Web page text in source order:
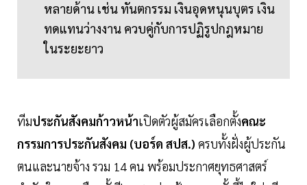
หลายด้าน เช่น ทันตกรรม เงินอุดหนุนบุตร เงิน
ทดแทนว่างงาน ควบคู่กับการปฏิรูปกฎหมาย
ในระยะยาว
ทีมประกันสังคมก้าวหน้าเปิดตัวผู้สมัครเลือกตั้งคณะ
กรรมการประกันสังคม (บอร์ด สปส.) ครบทั้งฝั่งผู้ประกัน
ตนและนายจ้าง รวม 14 คน พร้อมประกาศยุทธศาสตร์